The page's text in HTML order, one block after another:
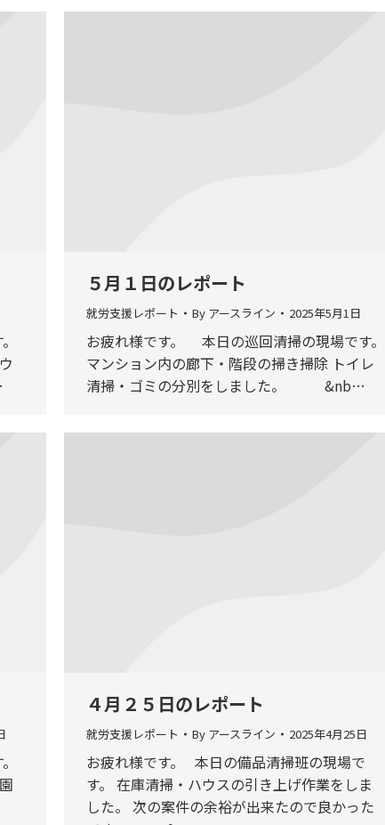
５月１日のレポート
就労支援レポート By アースライン 2025年5月1日
お疲れ様です。 本日の巡回清掃の現場です。
マンション内の廊下・階段の掃き掃除 トイレ
清掃・ゴミの分別をしました。 &nb…
４月２５日のレポート
就労支援レポート By アースライン 2025年4月25日
お疲れ様です。 本日の備品清掃班の現場で
す。 在庫清掃・ハウスの引き上げ作業をしま
した。 次の案件の余裕が出来たので良かった